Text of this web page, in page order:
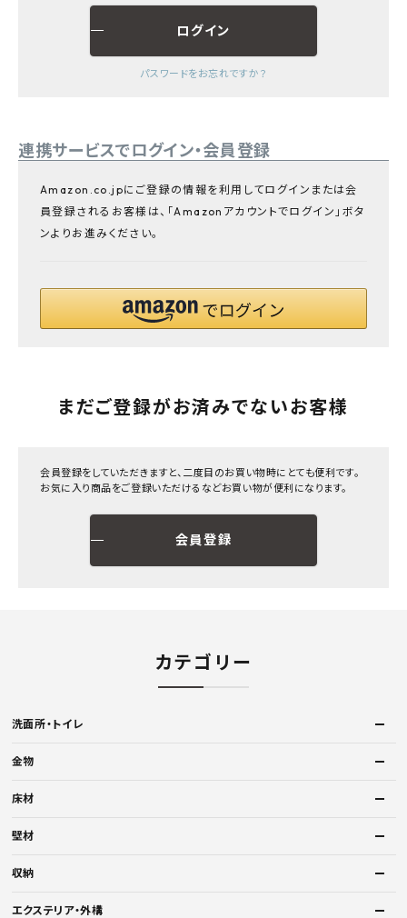
プライバシーポリシー
ログイン
パスワードをお忘れですか？
連携サービスでログイン・会員登録
Amazon.co.jpにご登録の情報を利用してログインまたは会
員登録されるお客様は、「Amazonアカウントでログイン」ボタ
ンよりお進みください。
まだご登録がお済みでないお客様
会員登録をしていただきますと、二度目のお買い物時にとても便利です。
お気に入り商品をご登録いただけるなどお買い物が便利になります。
会員登録
カテゴリー
洗面所・トイレ
金物
床材
壁材
収納
エクステリア・外構